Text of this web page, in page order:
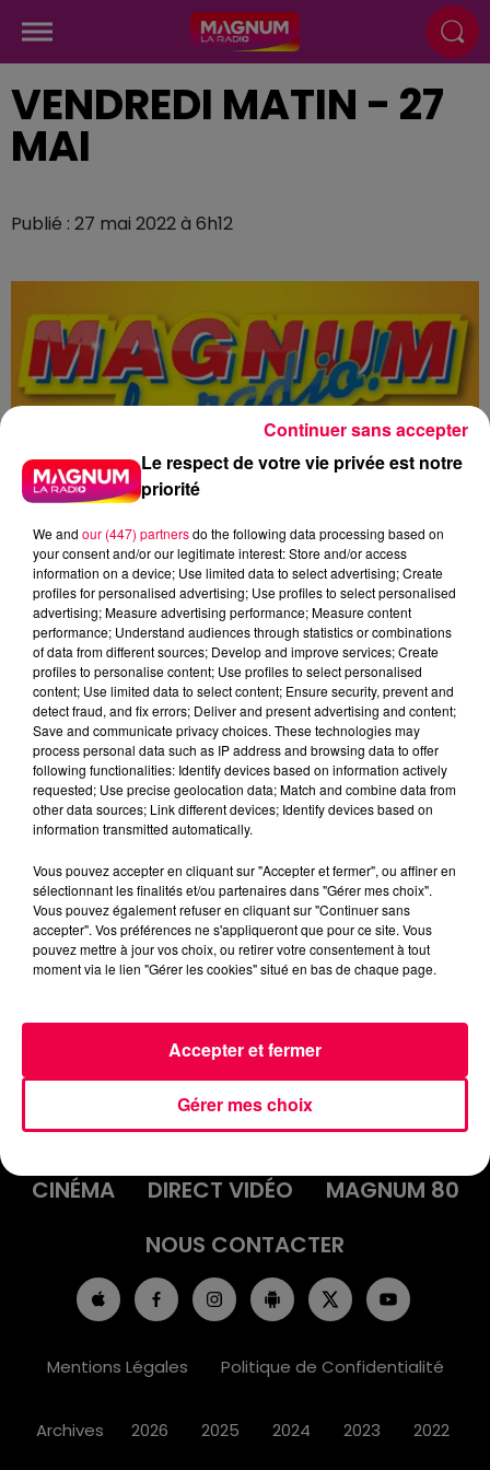
VENDREDI MATIN - 27
MAI
Publié : 27 mai 2022 à 6h12
Flash infos
Crédit :Flash infos
podcasts/2022/05/2022-05-27-08-12-
35_2022_05_27_8H_27052022.mp3
ACCUEIL INFOS
EMISSIONS
AGENDA
JEUX
PODCASTS
CINÉMA
DIRECT VIDÉO
MAGNUM 80
NOUS CONTACTER
Mentions Légales Politique de Confidentialité
Archives 2026 2025 2024 2023 2022
Le respect de votre vie privée est notre
priorité
We and our (447) partnersdo the following data processing based on
your consent and/or our legitimate interest: Store and/or access
information on a device; Use limited data to select advertising; Create
profiles for personalised advertising; Use profiles to select personalised
advertising; Measure advertising performance; Measure content
performance; Understand audiences through statistics or combinations
of data from different sources; Develop and improve services; Create
profiles to personalise content; Use profiles to select personalised
content; Use limited data to select content; Ensure security, prevent and
detect fraud, and fix errors; Deliver and present advertising and content;
Save and communicate privacy choices. These technologies may
process personal data such as IP address and browsing data to offer
following functionalities: Identify devices based on information actively
requested; Use precise geolocation data; Match and combine data from
other data sources; Link different devices; Identify devices based on
information transmitted automatically.
Vous pouvez accepter en cliquant sur "Accepter et fermer", ou affiner en
sélectionnant les finalités et/ou partenaires dans "Gérer mes choix".
Vous pouvez également refuser en cliquant sur "Continuer sans
accepter". Vos préférences ne s'appliqueront que pour ce site. Vous
pouvez mettre à jour vos choix, ou retirer votre consentement à tout
moment via le lien "Gérer les cookies" situé en bas de chaque page.
Gérer mes choix
Accepter et fermer
Continuer sans accepter